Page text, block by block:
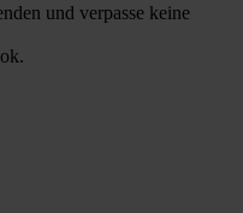
und verpasse keine